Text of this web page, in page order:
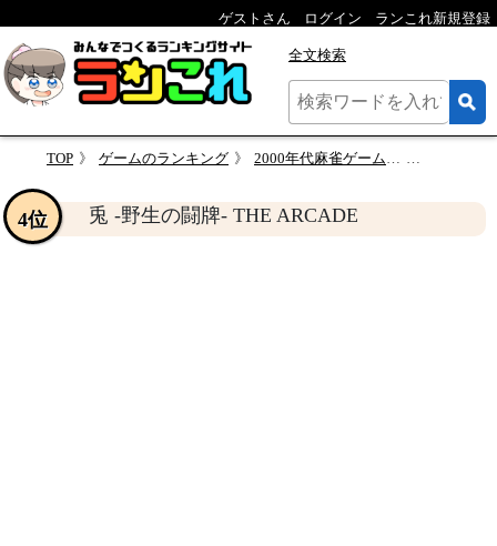
ゲストさん ログイン ランこれ新規登録
全文検索
TOP ゲームのランキング 2000年代麻雀ゲーム総選挙！人気作品ランキング・人気投票
兎 -野生の闘牌- THE ARCADE
4位